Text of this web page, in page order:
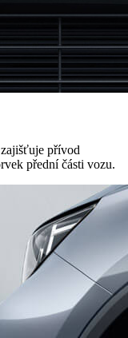
přívod
přední části vozu.